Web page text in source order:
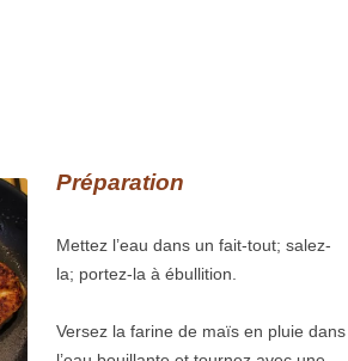
Préparation
Mettez l’eau dans un fait-tout; salez-
la; portez-la à ébullition.
Versez la farine de maïs en pluie dans